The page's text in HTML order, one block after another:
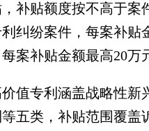
补贴额度按不高于案
纠纷案件，每案补
案补贴金额最高20万
专利涵盖战略性新
五类，补贴范围覆